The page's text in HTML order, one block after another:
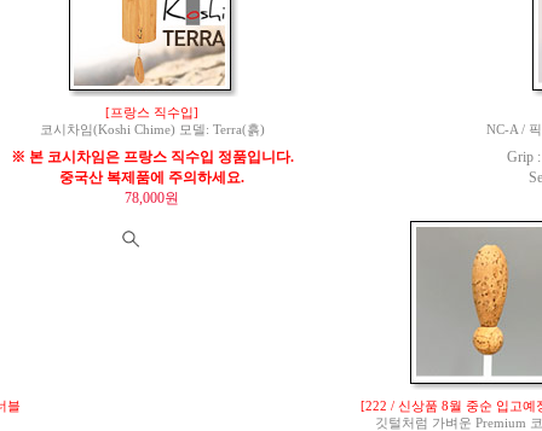
[프랑스 직수입]
코시차임(Koshi Chime) 모델: Terra(흙)
※ 본 코시차임은 프랑스 직수입 정품입니다.
중국산 복제품에 주의하세요.
78,000원
NC-A /
Grip
블
[222 / 신상품 8월 중순 입고예
깃털처럼 가벼운 Premium